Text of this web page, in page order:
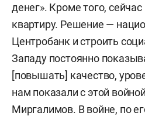
денег». Кроме того,
квартиру. Решение —
Центробанк и строить
Западу постоянно
[повышать] качество,
нам показали с этой
Миргалимов. В войне, по